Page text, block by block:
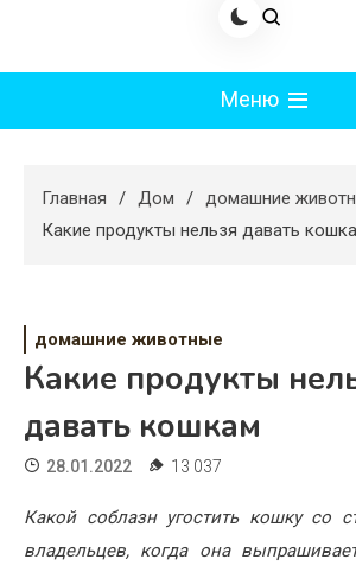
Меню
Худеем
Свадьба
Жизнь
Хобби
Красота
Главная Дом
домашние
Какие продукты нельзя давать
домашние животные
Какие продукты
давать кошкам
28.01.2022 13 037
Какой соблазн угостить кошку со
владельцев, когда она